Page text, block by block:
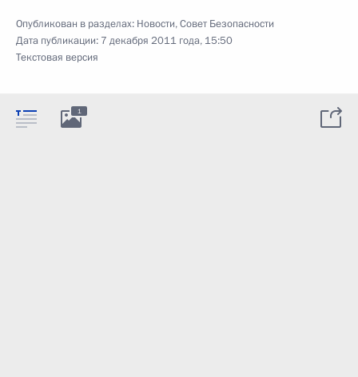
Опубликован в разделах: Новости,Совет Безопасности
Дата публикации: 7 декабря 2011 года, 15:50
Текстовая версия
1